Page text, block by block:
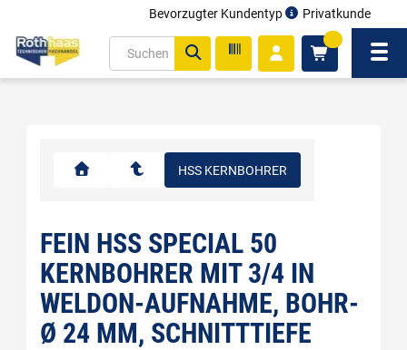
Bevorzugter Kundentyp Privatkunde
HSS KERNBOHRER
FEIN HSS SPECIAL 50
KERNBOHRER MIT 3/4 IN
WELDON-AUFNAHME, BOHR-
Ø 24 MM, SCHNITTTIEFE